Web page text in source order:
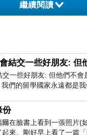
繼續閱讀
一些好朋友: 但他們不會
們的留學國家永遠都是
份
爾在臉書上看到一張照片(
起來。剛好早上看了一篇